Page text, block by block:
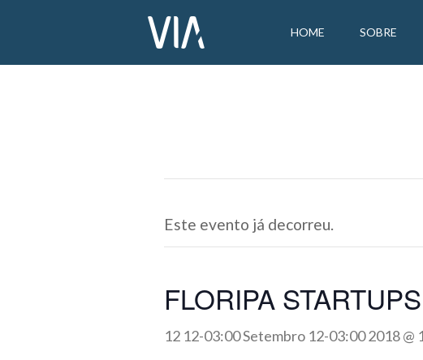
HOME SOBRE
Este evento já decorreu.
FLORIPA
12 12-03:00 Setembro 12-03:00 2018 @